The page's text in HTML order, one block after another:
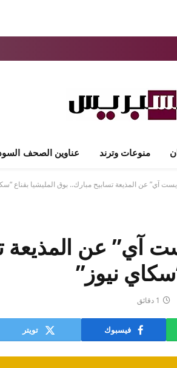
منوعات وترند عناوين الصحف
آي” عن المذيعة تسابيح مبارك.. بوق المليشيا بقناع
آي” عن المذيعة
نيوز”
1 دقائق
فيسبوك تويتر